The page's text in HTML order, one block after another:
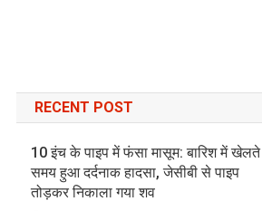
RECENT POST
10 इंच के पाइप में फंसा मासूम: बारिश में खेलते
समय हुआ दर्दनाक हादसा, जेसीबी से पाइप
तोड़कर निकाला गया शव